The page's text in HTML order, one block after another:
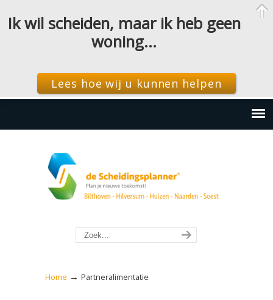
Home → Partneralimentatie
Ik wil scheiden, maar ik heb geen
woning…
Lees hoe wij u kunnen helpen